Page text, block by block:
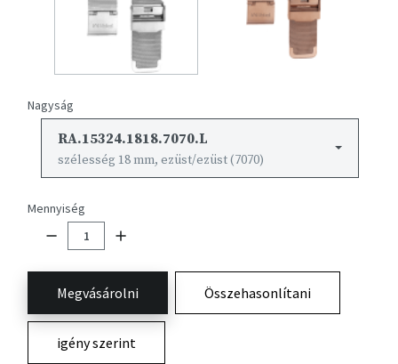
Nagyság
RA.15324.1818.7070.L
szélesség 18 mm, ezüst/ezüst (7070)
Mennyiség
Megvásárolni Összehasonlítani
igény szerint